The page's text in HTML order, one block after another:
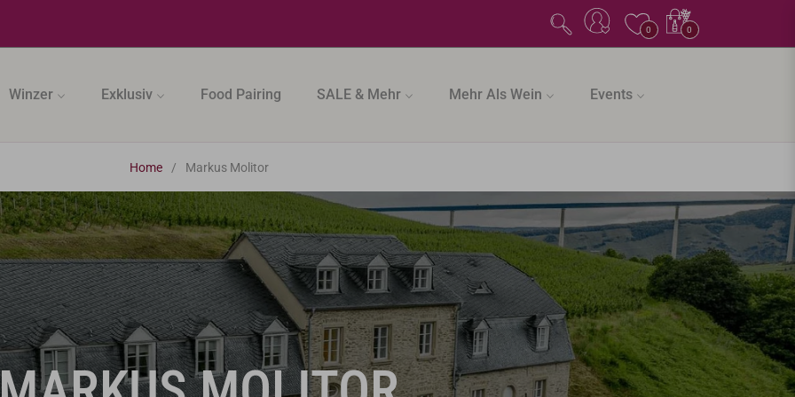
0Einkaufswagen
0
Winzer Exklusiv Food Pairing SALE & Mehr Mehr Als Wein Events
Home / Markus Molitor